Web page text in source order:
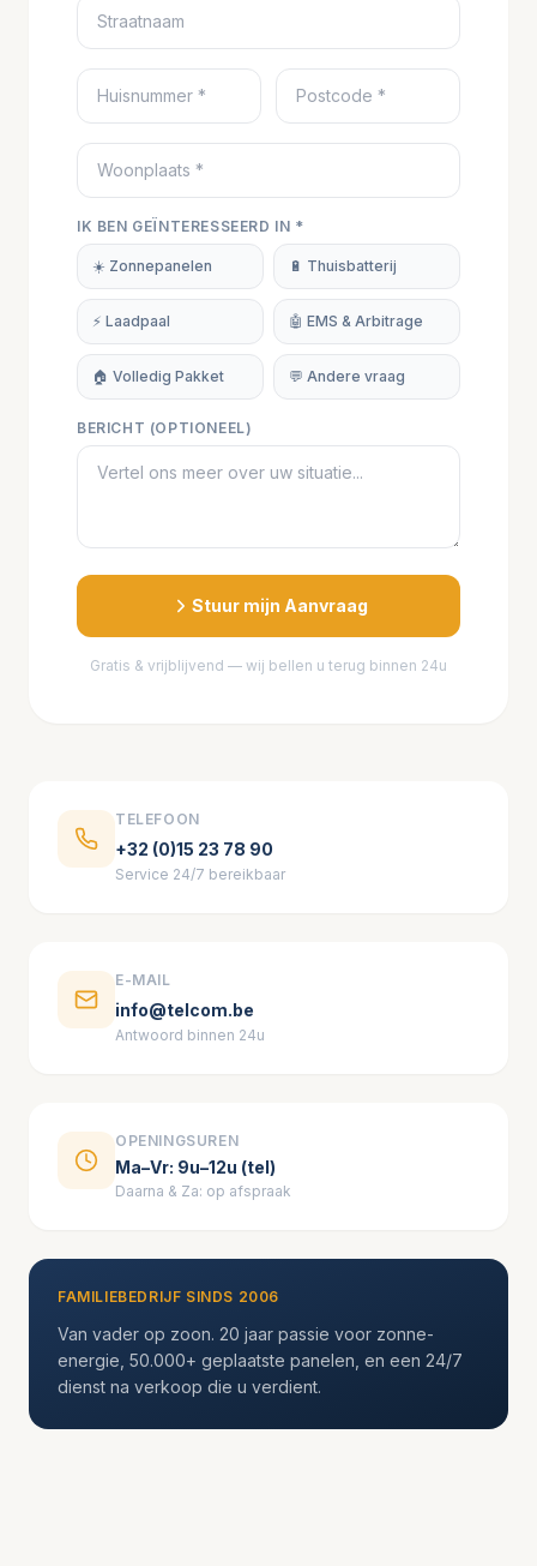
IK BEN GEÏNTERESSEERD IN *
☀️ Zonnepanelen 🔋 Thuisbatterij
⚡ Laadpaal 🤖 EMS & Arbitrage
🏠 Volledig Pakket 💬 Andere vraag
BERICHT (OPTIONEEL)
Stuur mijn Aanvraag
Gratis & vrijblijvend — wij bellen u terug binnen 24u
TELEFOON
+32 (0)15 23 78 90
Service 24/7 bereikbaar
E-MAIL
info@telcom.be
Antwoord binnen 24u
OPENINGSUREN
Ma–Vr: 9u–12u (tel)
Daarna & Za: op afspraak
FAMILIEBEDRIJF SINDS 2006
Van vader op zoon. 20 jaar passie voor zonne-
energie, 50.000+ geplaatste panelen, en een 24/7
dienst na verkoop die u verdient.